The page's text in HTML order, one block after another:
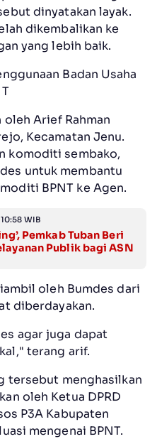
dinyatakan layak.
dikembalikan ke
yang lebih baik.
Badan Usaha
Arief Rahman
Kecamatan Jenu.
komoditi sembako,
untuk membantu
BPNT ke Agen.
WIB
Pemkab Tuban Beri
Publik bagi ASN
oleh Bumdes dari
diberdayakan.
agar juga dapat
terang arif.
tersebut menghasilkan
oleh Ketua DPRD
P3A Kabupaten
mengenai BPNT.